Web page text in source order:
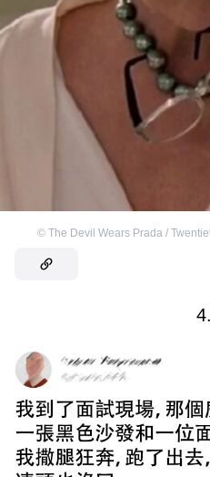
© The Devil Wears Prada /
4.